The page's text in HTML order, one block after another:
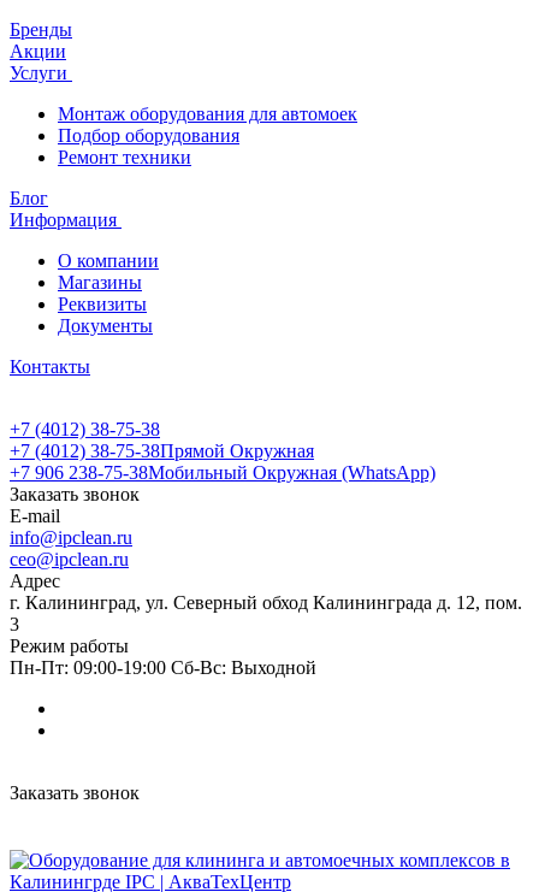
Бренды
Акции
Услуги
Монтаж оборудования для автомоек
Подбор оборудования
Ремонт техники
Блог
Информация
О компании
Магазины
Реквизиты
Документы
Контакты
+7 (4012) 38-75-38
+7 (4012) 38-75-38Прямой Окружная
+7 906 238-75-38Мобильный Окружная (WhatsApp)
Заказать звонок
E-mail
info@ipclean.ru
ceo@ipclean.ru
Адрес
г. Калининград, ул. Северный обход Калининграда д. 12, пом.
3
Режим работы
Пн-Пт: 09:00-19:00 Сб-Вс: Выходной
Заказать звонок